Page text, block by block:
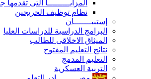
المزايـــــــــا التى
نظام توظيف الخريجين
إستبيـــــــان
البرامج الدراسية للدراسات العليا
الميثاق الاخلاقى للطالب
نتائج التعليم المفتوح
التعليم المدمج
التربية العسكرية